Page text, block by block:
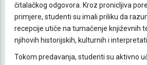
čitalačkog odgovora. Kroz pronicljiva
primjere, studenti su imali priliku da
recepcije utiče na tumačenje književnih
njihovih historijskih, kulturnih i
Tokom predavanja, studenti su aktivno